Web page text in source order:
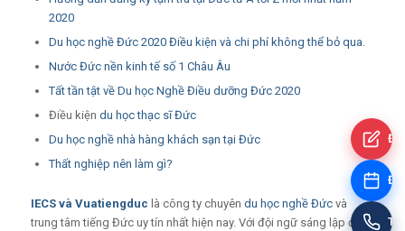
2020
Du học nghề Đức 2020 Điều kiện và chi phí không thể bỏ qua.
Nước Đức nền kinh tế số 1 Châu Âu
Tất tần tật về Du học Nghề Điều dưỡng Đức 2020
Điều kiện du học thạc sĩ Đức
Du học nghề nhà hàng khách sạn tại Đức
Thất nghiệp nên làm gì?
IECSvà Vuatiengduc là công ty chuyên du học nghề Đứcvà
trung tâm tiếng Đức uy tín nhất hiện nay. Với đội ngữ sáng lập đã
Tư